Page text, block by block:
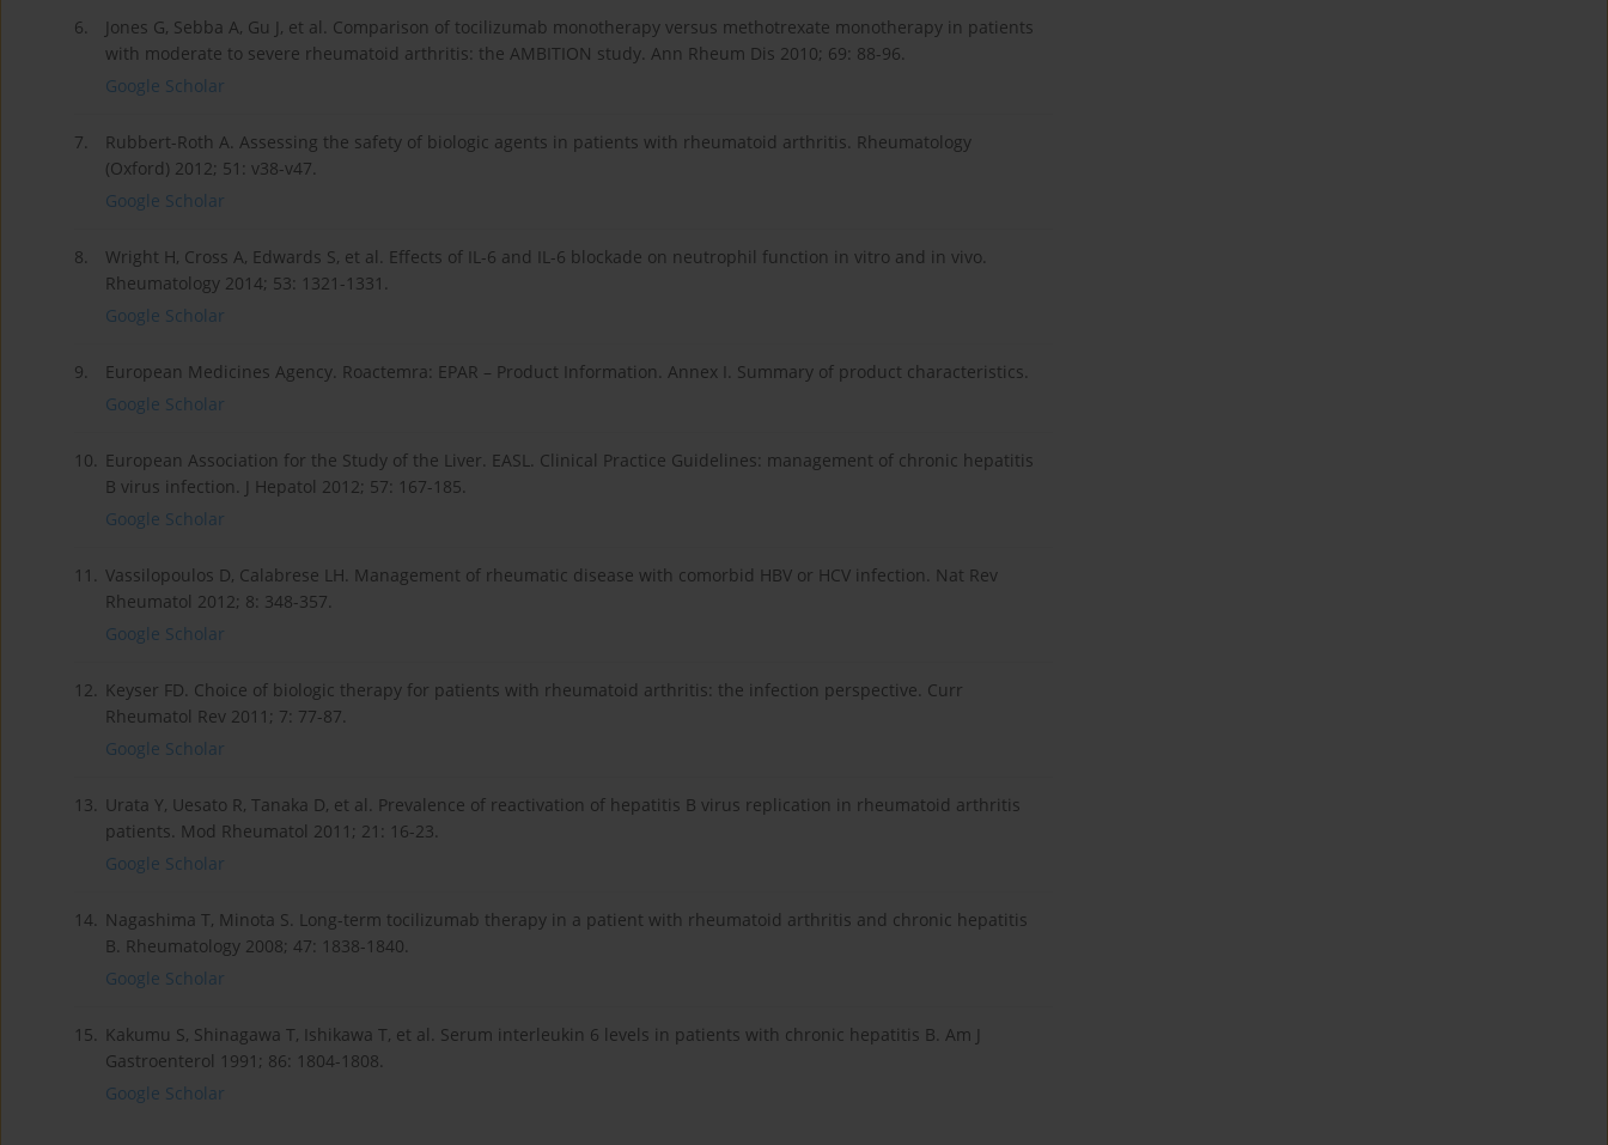
6.
Jones G, Sebba A, Gu J, et al. Comparison of tocilizumab monotherapy versus methotrexate monotherapy in patients
with moderate to severe rheumatoid arthritis: the AMBITION study. Ann Rheum Dis 2010; 69: 88-96.
Google Scholar
7.
Rubbert-Roth A. Assessing the safety of biologic agents in patients with rheumatoid arthritis. Rheumatology
(Oxford) 2012; 51: v38-v47.
Google Scholar
8.
Wright H, Cross A, Edwards S, et al. Effects of IL-6 and IL-6 blockade on neutrophil function in vitro and in vivo.
Rheumatology 2014; 53: 1321-1331.
Google Scholar
9.
European Medicines Agency. Roactemra: EPAR – Product Information. Annex I. Summary of product characteristics.
Google Scholar
10. European Association for the Study of the Liver. EASL. Clinical Practice Guidelines: management of chronic hepatitis
B virus infection. J Hepatol 2012; 57: 167-185.
Google Scholar
11. Vassilopoulos D, Calabrese LH. Management of rheumatic disease with comorbid HBV or HCV infection. Nat Rev
Rheumatol 2012; 8: 348-357.
Google Scholar
12. Keyser FD. Choice of biologic therapy for patients with rheumatoid arthritis: the infection perspective. Curr
Rheumatol Rev 2011; 7: 77-87.
Google Scholar
13. Urata Y, Uesato R, Tanaka D, et al. Prevalence of reactivation of hepatitis B virus replication in rheumatoid arthritis
patients. Mod Rheumatol 2011; 21: 16-23.
Google Scholar
14. Nagashima T, Minota S. Long-term tocilizumab therapy in a patient with rheumatoid arthritis and chronic hepatitis
B. Rheumatology 2008; 47: 1838-1840.
Google Scholar
15. Kakumu S, Shinagawa T, Ishikawa T, et al. Serum interleukin 6 levels in patients with chronic hepatitis B. Am J
Gastroenterol 1991; 86: 1804-1808.
Google Scholar